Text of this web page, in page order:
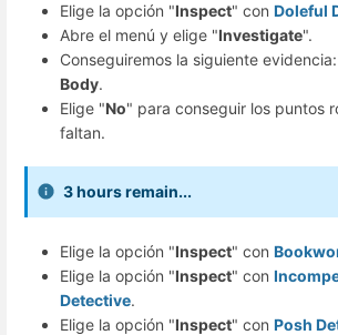
Elige la opción "Inspect" con Doleful
Abre el menú y elige "Investigate".
Conseguiremos la siguiente evidencia:
Body.
Elige "No" para conseguir los puntos
faltan.
3 hours remain...
Elige la opción "Inspect" con
Elige la opción "Inspect" con
Detective.
Elige la opción "Inspect" con Posh